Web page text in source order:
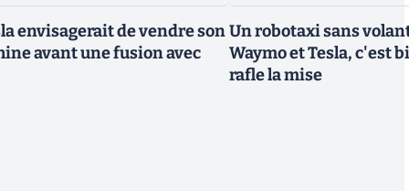
envisagerait de vendre son
avant une fusion avec
Un robotaxi sans
Waymo et Tesla, c'est
rafle la mise